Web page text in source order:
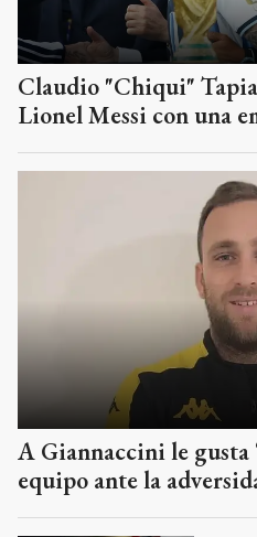
Claudio "Chiqui"
Lionel Messi con una
A Giannaccini le gusta
equipo ante la